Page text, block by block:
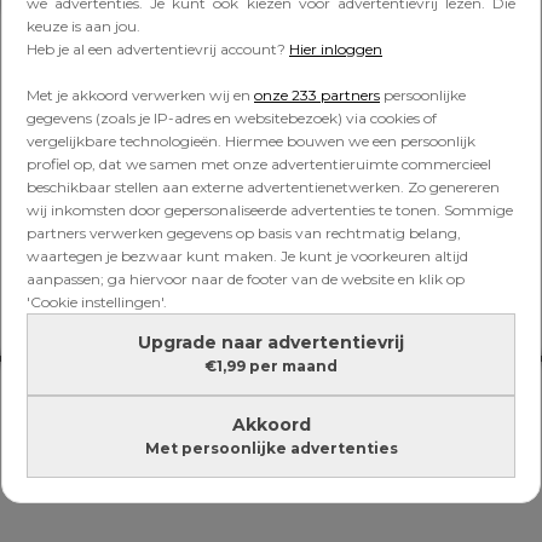
keuze is aan jou.
Heb je al een advertentievrij account? Hier inloggen
Met je akkoord verwerken wij en onze 233 partners persoonlijke
gegevens (zoals je IP-adres en websitebezoek) via cookies of
vergelijkbare technologieën. Hiermee bouwen we een persoonlijk
profiel op, dat we samen met onze advertentieruimte commercieel
beschikbaar stellen aan externe advertentienetwerken. Zo genereren
wij inkomsten door gepersonaliseerde advertenties te tonen. Sommige
partners verwerken gegevens op basis van rechtmatig belang,
waartegen je bezwaar kunt maken. Je kunt je voorkeuren altijd
aanpassen; ga hiervoor naar de footer van de website en klik op
'Cookie instellingen'.
Upgrade naar advertentievrij
€1,99 per maand
Akkoord
Met persoonlijke advertenties